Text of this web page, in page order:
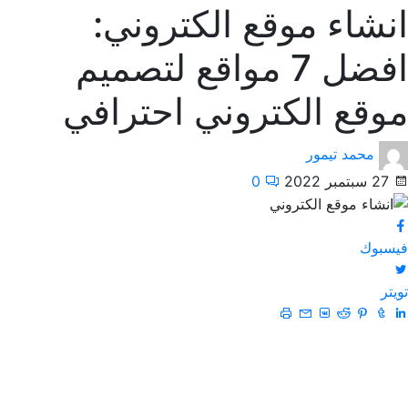
انشاء موقع الكتروني:
افضل 7 مواقع لتصميم
موقع الكتروني احترافي
محمد تيمور
27 سبتمبر 2022
0
فيسبوك
تويتر